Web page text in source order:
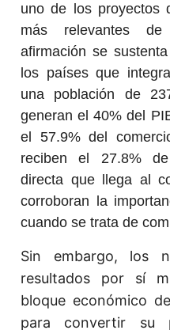
uno de los proyectos
más relevantes
afirmación se
los países que
una población de
generan el 40% del
el 57.9% del
reciben el 27.8%
directa que llega al
corroboran la
cuando se trata de
Sin embargo, los
resultados por sí
bloque económico
para convertir su